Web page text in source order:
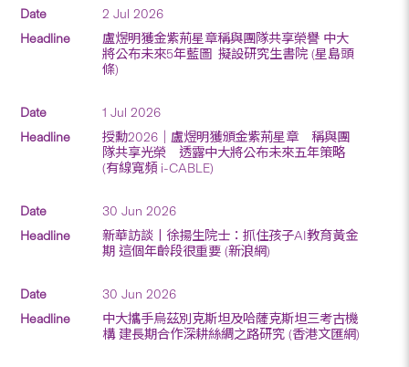
2 Jul 2026
盧煜明獲金紫荊星章稱與團隊共享榮譽 中大
將公布未來5年藍圖 擬設研究生書院 (星島頭
條)
1 Jul 2026
授勳2026｜盧煜明獲頒金紫荊星章 稱與團
隊共享光榮 透露中大將公布未來五年策略
(有線寬頻 i-CABLE)
30 Jun 2026
新華訪談丨徐揚生院士：抓住孩子AI教育黃金
期 這個年齡段很重要 (新浪網)
30 Jun 2026
中大攜手烏茲別克斯坦及哈薩克斯坦三考古機
構 建長期合作深耕絲綢之路研究 (香港文匯網)